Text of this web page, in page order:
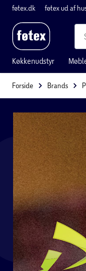
føtex.dk føtex ud af
Køkkenudstyr
Forside Brands